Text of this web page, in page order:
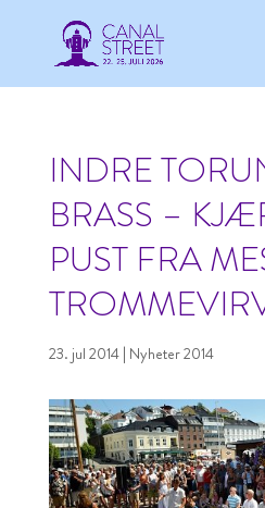
INDRE
BRASS –
PUST FRA
23. jul 2014| Nyheter 2014